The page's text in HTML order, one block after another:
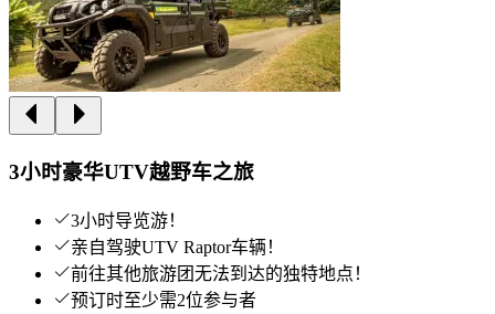
3小时豪华UTV越野车之旅
3小时导览游！
亲自驾驶UTV Raptor车辆！
前往其他旅游团无法到达的独特地点！
预订时至少需2位参与者